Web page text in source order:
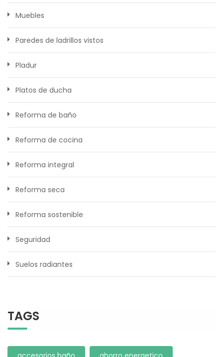
Muebles
Paredes de ladrillos vistos
Pladur
Platos de ducha
Reforma de baño
Reforma de cocina
Reforma integral
Reforma seca
Reforma sostenible
Seguridad
Suelos radiantes
TAGS